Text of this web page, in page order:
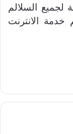
لجميع السلالم
الانترنت